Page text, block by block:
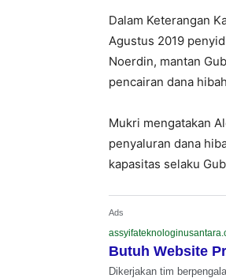
Dalam Keterangan
Agustus 2019
Noerdin, mantan
pencairan dana
Mukri mengatakan
penyaluran dana
kapasitas selaku
Ads
Butuh Website
Dikerjakan tim